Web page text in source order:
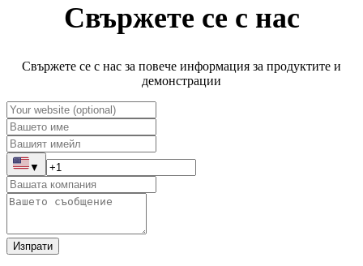
Свържете се с нас
Свържете се с нас за повече информация за продуктите и
демонстрации
▼
Изпрати